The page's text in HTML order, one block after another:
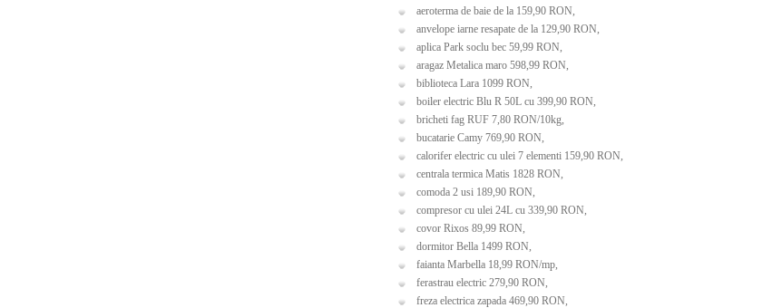
aeroterma de baie de la 159,90 RON,
anvelope iarne resapate de la 129,90 RON,
aplica Park soclu bec 59,99 RON,
aragaz Metalica maro 598,99 RON,
biblioteca Lara 1099 RON,
boiler electric Blu R 50L cu 399,90 RON,
bricheti fag RUF 7,80 RON/10kg,
bucatarie Camy 769,90 RON,
calorifer electric cu ulei 7 elementi 159,90 RON,
centrala termica Matis 1828 RON,
comoda 2 usi 189,90 RON,
compresor cu ulei 24L cu 339,90 RON,
covor Rixos 89,99 RON,
dormitor Bella 1499 RON,
faianta Marbella 18,99 RON/mp,
ferastrau electric 279,90 RON,
freza electrica zapada 469,90 RON,